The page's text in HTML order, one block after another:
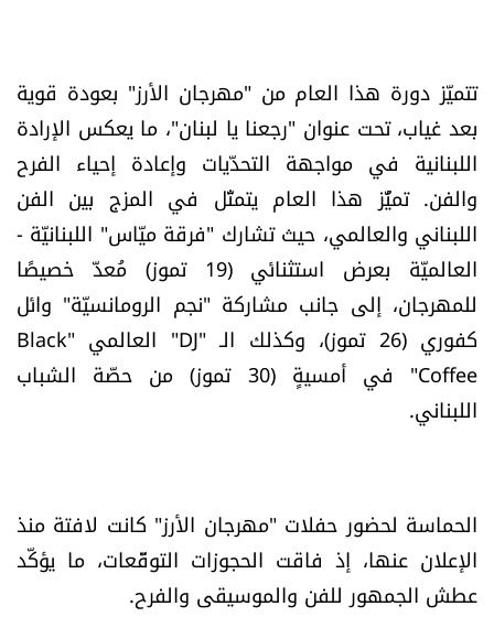
تتميّز دورة هذا العام من "مهرجان الأرز" بعودة قوية
بعد غياب، تحت عنوان "رجعنا يا لبنان"، ما يعكس الإرادة
اللبنانية في مواجهة التحدّيات وإعادة إحياء الفرح
والفن. تميُّز هذا العام يتمثّل في المزج بين الفن
اللبناني والعالمي، حيث تشارك "فرقة ميّاس" اللبنانيّة -
العالميّة بعرض استثنائي (19 تموز) مُعدّ خصيصًا
للمهرجان، إلى جانب مشاركة "نجم الرومانسيّة" وائل
كفوري (26 تموز)، وكذلك الـ "DJ" العالمي "Black
Coffee" في أمسيةٍ (30 تموز) من حصّة الشباب
اللبناني.
الحماسة لحضور حفلات "مهرجان الأرز" كانت لافتة منذ
الإعلان عنها، إذ فاقت الحجوزات التوقّعات، ما يؤكّد
عطش الجمهور للفن والموسيقى والفرح.